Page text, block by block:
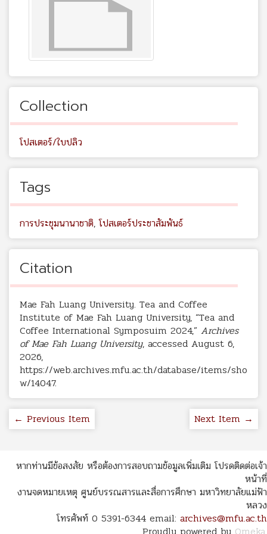
Collection
โปสเตอร์/ใบปลิว
Tags
การประชุมนานาชาติ,โปสเตอร์ประชาสัมพันธ์
Citation
Mae Fah Luang University. Tea and Coffee
Institute of Mae Fah Luang University, “Tea and
Coffee International Symposuim 2024,” Archives
of Mae Fah Luang University, accessed August 6,
2026,
https://web.archives.mfu.ac.th/database/items/sho
w/14047.
← Previous Item Next Item →
หากท่านมีข้อสงสัย หรือต้องการสอบถามข้อมูลเพิ่มเติม โปรดติดต่อเจ้า
หน้าที่
งานจดหมายเหตุ ศูนย์บรรณสารและสื่อการศึกษา มหาวิทยาลัยแม่ฟ้า
หลวง
โทรศัพท์ 0 5391-6344 email: archives@mfu.ac.th